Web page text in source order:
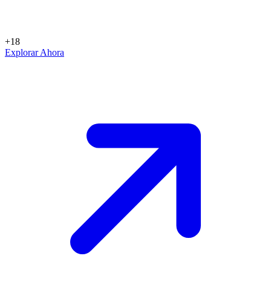
+18
Explorar Ahora